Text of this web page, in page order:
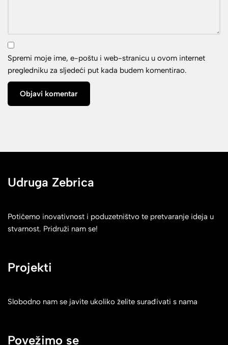
Spremi moje ime, e-poštu i web-stranicu u ovom internet
pregledniku za sljedeći put kada budem komentirao.
Udruga Zebrica
Potičemo inovativnost i poduzetništvo te pretvaranje ideja u
stvarnost. Pridruži nam se!
Projekti
Slobodno nam se javite ukoliko želite surađivati s nama
Povežimo se